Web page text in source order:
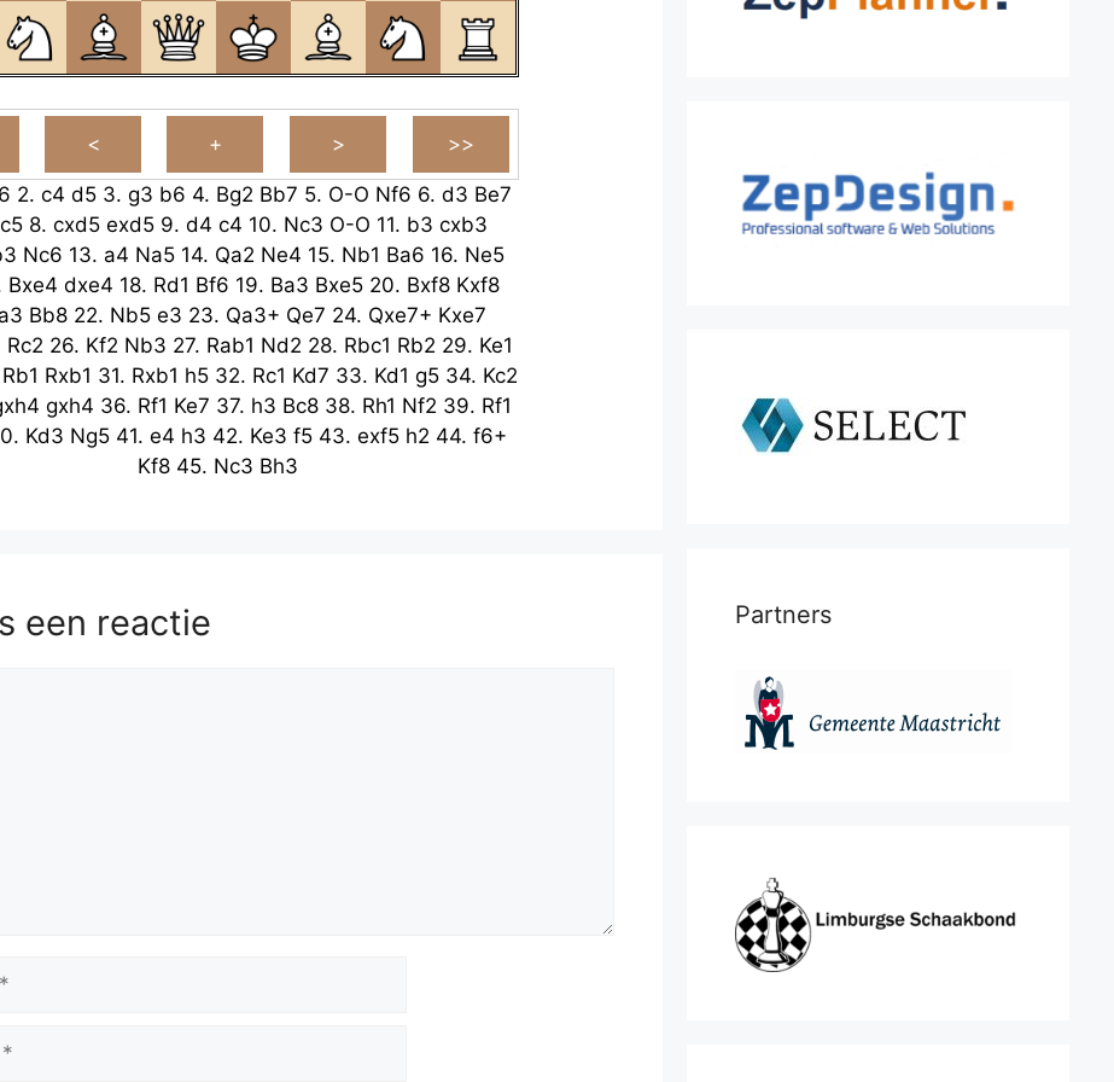
2. c4 d5 3. g3 b6 4. Bg2 Bb7 5. O-O Nf6 6. d3 Be7
c5 8. cxd5 exd5 9. d4 c4 10. Nc3 O-O 11. b3 cxb3
Nc6 13. a4 Na5 14. Qa2 Ne4 15. Nb1 Ba6 16. Ne5
Bxe4 dxe4 18. Rd1 Bf6 19. Ba3 Bxe5 20. Bxf8 Kxf8
Bb8 22. Nb5 e3 23. Qa3+ Qe7 24. Qxe7+ Kxe7
Rc2 26. Kf2 Nb3 27. Rab1 Nd2 28. Rbc1 Rb2 29. Ke1
Rb1 Rxb1 31. Rxb1 h5 32. Rc1 Kd7 33. Kd1 g5 34. Kc2
gxh4 36. Rf1 Ke7 37. h3 Bc8 38. Rh1 Nf2 39. Rf1
Kd3 Ng5 41. e4 h3 42. Ke3 f5 43. exf5 h2 44. f6+
Kf8 45. Nc3 Bh3
een reactie Partners